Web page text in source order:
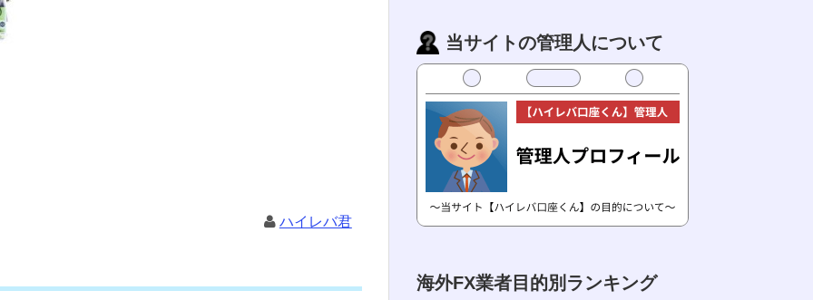
ハイレバ君
当サイトの管理人について
海外FX業者目的別ランキング